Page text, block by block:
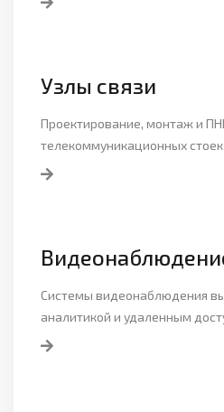
Узлы связи
Проектирование, монтаж и
телекоммуникационных
Системы видеонаблюдения
аналитикой и удаленным